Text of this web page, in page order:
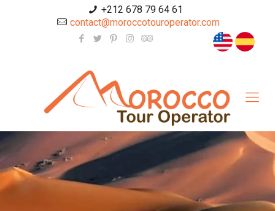
+212 678 79 64 61
contact@moroccotouroperator.com